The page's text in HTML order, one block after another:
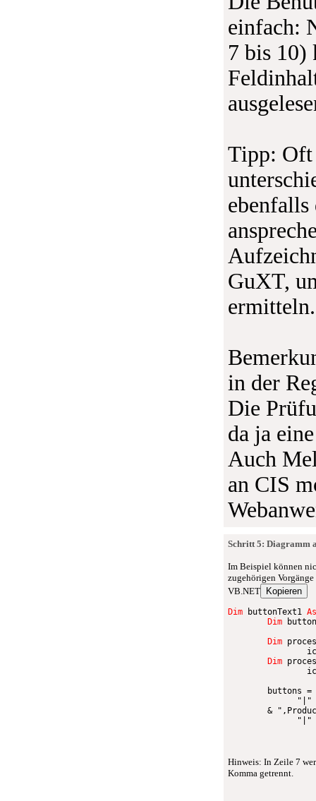
einfach:
7 bis 10)
Tipp: Oft
ebenfalls
GuXT,
ermitteln.
in der
Die
da ja
Auch
an CIS
Schritt 5: Diagramm
Im Beispiel können
zugehörigen
VB.NET
Kopieren
Dim buttonText1 As
Dim
Dim
Dim
        buttons
=
"|"
&
"|"
Hinweis: In Zeile 7
Komma getrennt.